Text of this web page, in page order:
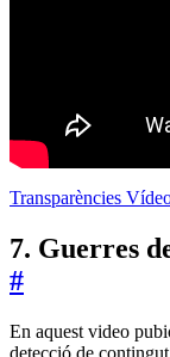
Transparències
7. Guerres
#
En aquest video
detecció de